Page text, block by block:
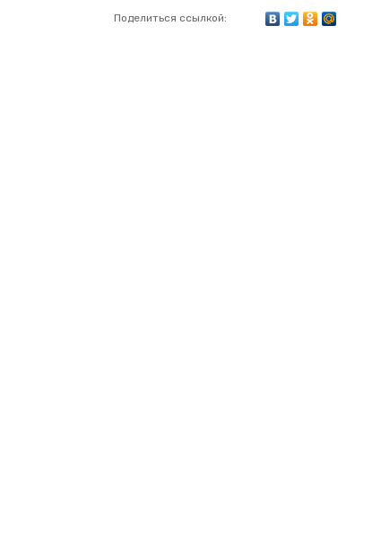
Поделиться ссылкой: